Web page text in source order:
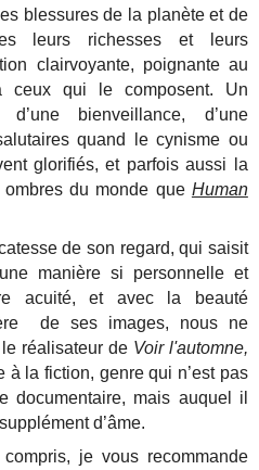
blessures de la planète et de
leurs richesses et leurs
clairvoyante, poignante au
ceux qui le composent. Un
d’une bienveillance, d’une
quand le cynisme ou
glorifiés, et parfois aussi la
du monde que Human
de son regard, qui saisit
manière si personnelle et
acuité, et avec la beauté
de ses images, nous ne
réalisateur de Voir l'automne,
à la fiction, genre qui n’est pas
documentaire, mais auquel il
d’âme.
je vous recommande